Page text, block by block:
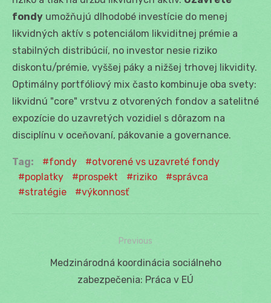
fondy umožňujú dlhodobé investície do menej
likvidných aktív s potenciálom likviditnej prémie a
stabilných distribúcií, no investor nesie riziko
diskontu/prémie, vyššej páky a nižšej trhovej likvidity.
Optimálny portfóliový mix často kombinuje oba svety:
likvidnú "core" vrstvu z otvorených fondov a satelitné
expozície do uzavretých vozidiel s dôrazom na
disciplínu v oceňovaní, pákovanie a governance.
Tag: fondy
otvorené vs uzavreté fondy
poplatky
prospekt riziko
správca
stratégie
výkonnosť
Navigácia
Previous
PreviousMedzinárodná koordinácia sociálneho
zabezpečenia: Práca v EÚ